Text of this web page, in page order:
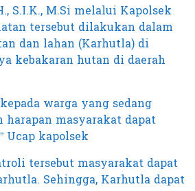
S.I.K., M.Si melalui Kapolsek
tersebut dilakukan dalam
dan lahan (Karhutla) di
kebakaran hutan di daerah
warga yang sedang
masyarakat dapat
Ucap kapolsek
tersebut masyarakat dapat
Sehingga, Karhutla dapat